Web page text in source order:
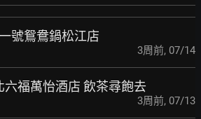
號鴛鴦鍋松江店
3周前, 07/14
六福萬怡酒店 飲茶尋飽去
3周前, 07/13